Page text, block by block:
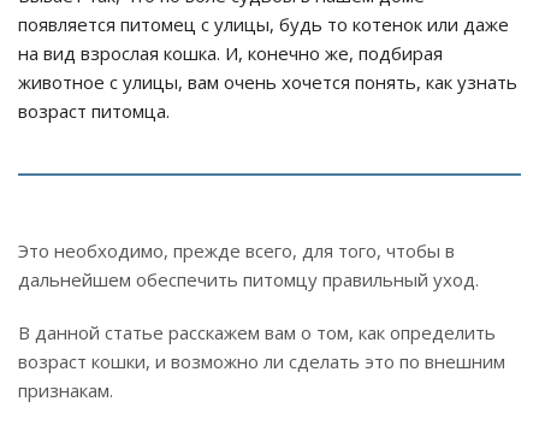
появляется питомец с улицы, будь то котенок или даже
на вид взрослая кошка. И, конечно же, подбирая
животное с улицы, вам очень хочется понять, как узнать
возраст питомца.
Это необходимо, прежде всего, для того, чтобы в
дальнейшем обеспечить питомцу правильный уход.
В данной статье расскажем вам о том, как определить
возраст кошки, и возможно ли сделать это по внешним
признакам.